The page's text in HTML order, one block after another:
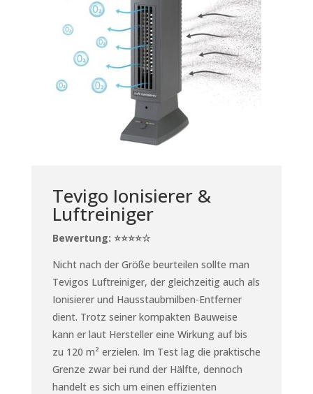
Tevigo Ionisierer &
Luftreiniger
Bewertung: ⭐⭐⭐⭐☆
Nicht nach der Größe beurteilen sollte man
Tevigos Luftreiniger, der gleichzeitig auch als
Ionisierer und Hausstaubmilben-Entferner
dient. Trotz seiner kompakten Bauweise
kann er laut Hersteller eine Wirkung auf bis
zu 120 m² erzielen. Im Test lag die praktische
Grenze zwar bei rund der Hälfte, dennoch
handelt es sich um einen effizienten